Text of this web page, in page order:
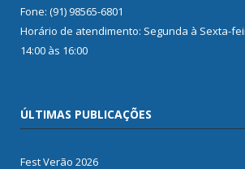
Fone: (91) 98565-6801
Horário de atendimento: Segunda à Sexta-
14:00 às 16:00
ÚLTIMAS PUBLICAÇÕES
Fest Verão 2026